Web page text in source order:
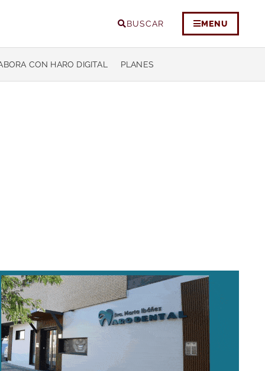
BUSCAR MENU
CON HARO DIGITAL PLANES